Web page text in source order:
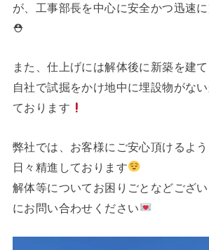
が、工事部長を中心に安全かつ迅速
⛑
また、仕上げには解体後に新築を建て
自社で試掘をかけ地中に埋設物がな
ております
弊社では、お客様にご安心頂けるよう
日々精進しております
解体等についてお困りごとなどござ
にお問い合わせください